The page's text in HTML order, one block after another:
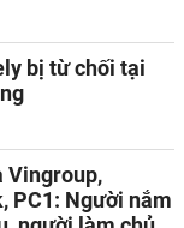
bị từ chối tại
Vingroup,
PC1: Người nắm